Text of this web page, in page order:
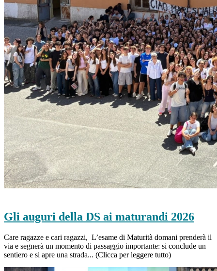
Gli auguri della DS ai maturandi 2026
Care ragazze e cari ragazzi, L’esame di Maturità domani prenderà il
via e segnerà un momento di passaggio importante: si conclude un
sentiero e si apre una strada... (Clicca per leggere tutto)